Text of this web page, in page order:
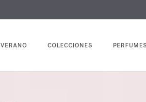
VERANO COLECCIONES PERFUMES